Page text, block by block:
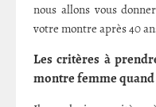
nous allons vous
votre montre après 40
Les critères à
montre femme quand